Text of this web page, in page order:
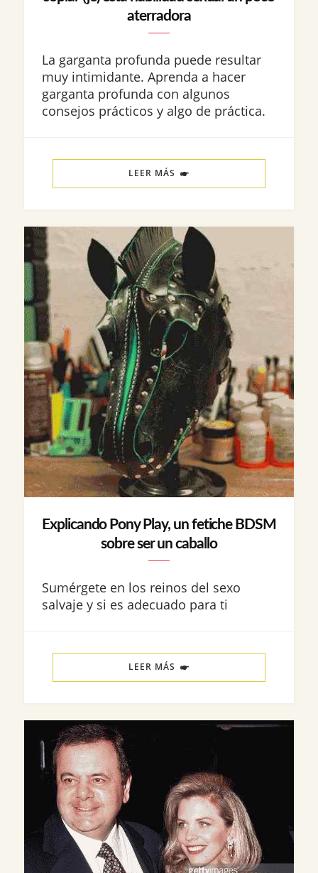
aterradora
La garganta profunda puede resultar
muy intimidante. Aprenda a hacer
garganta profunda con algunos
consejos prácticos y algo de práctica.
LEER MÁS
Explicando Pony Play, un fetiche BDSM
sobre ser un caballo
Sumérgete en los reinos del sexo
salvaje y si es adecuado para ti
LEER MÁS